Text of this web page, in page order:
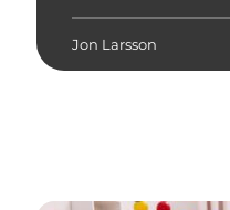
spionleksaker är
och vuxna. I denna a...
Jon Larsson